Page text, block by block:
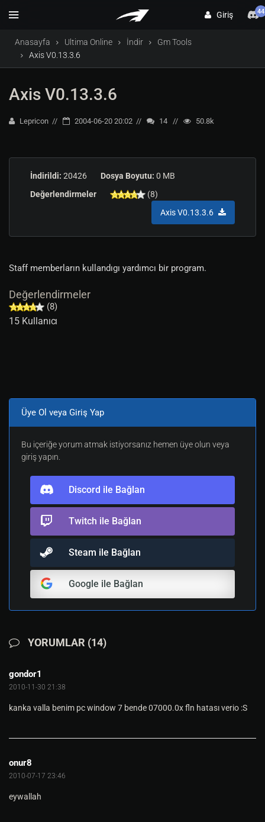
Giriş 44
Anasayfa Ultima Online İndir
Gm Tools
Axis V0.13.3.6
Axis V0.13.3.6
Lepricon 2004-06-20 20:02 14 50.8k
İndirildi: 20426 Dosya Boyutu: 0 MB
Değerlendirmeler
(8)
Axis V0.13.3.6
Staff memberların kullandıgı yardımcı bir program.
Değerlendirmeler
(8)
15 Kullanıcı
Üye Ol veya Giriş Yap
Bu içeriğe yorum atmak istiyorsanız hemen üye olun veya
giriş yapın.
Discord ile Bağlan
Twitch ile Bağlan
Steam ile Bağlan
Google ile Bağlan
YORUMLAR (14)
gondor1
2010-11-30 21:38
kanka valla benim pc window 7 bende 07000.0x fln hatası verio :S
onur8
2010-07-17 23:46
eywallah